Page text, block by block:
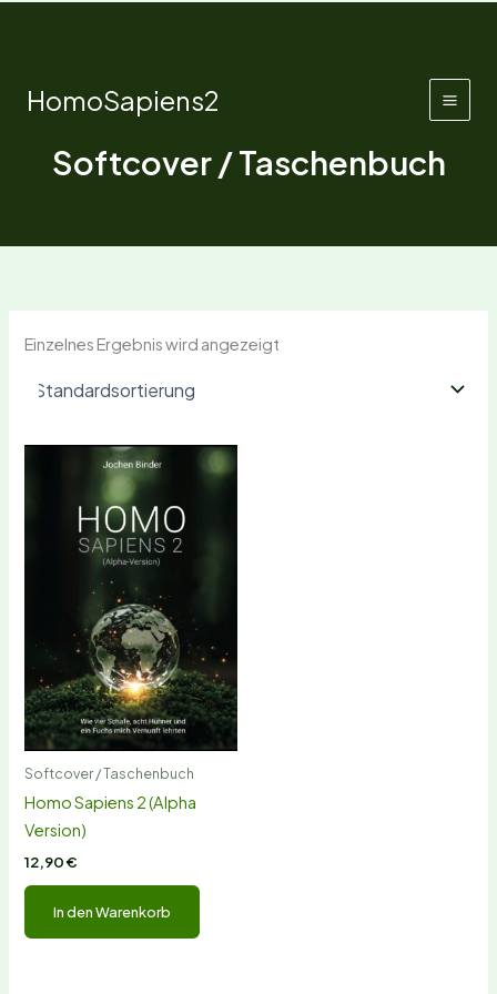
HomoSapiens2
Softcover / Taschenbuch
Einzelnes Ergebnis wird angezeigt
Softcover / Taschenbuch
Homo Sapiens 2 (Alpha
Version)
12,90€
In den Warenkorb